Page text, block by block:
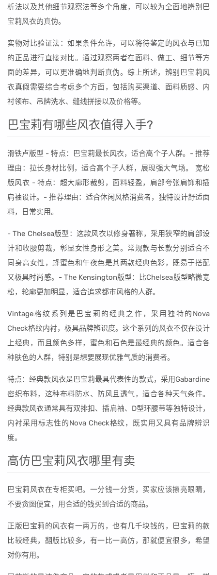
析法以及其他细节观察法等多个角度，可以较为全面地辨别巴
宝莉风衣的真伪。
实物对比验证法：如果条件允许，可以将待鉴定的风衣与已知
的正品进行直接对比。通过观察两者在面料、做工、细节等方
面的差异，可以更准确地判断真伪。综上所述，辨别巴宝莉风
衣真假需要综合考虑多个方面，包括购买渠道、面料质感、内
衬领布、吊牌洗水、缝线拼接以及价格等。
巴宝莉有哪些风衣值得入手?
滑铁卢版型 - 特点：巴宝莉最长风衣，适合高个子人群。- 推荐
理由：拉长身材比例，适合高个子人群，展现强大气场。 宽松
版风衣 - 特点：超大廓形裁剪，面料轻盈，肩部夸张肩饰和插
肩袖设计。- 推荐理由：适合休闲风格消费者，独特设计舒适面
料，日常实用。
- The Chelsea版型：这款风衣以修身著称，采用狭窄的肩部设
计和收腰剪裁，彰显女性身形之美。常规款与长款分别适合不
同身高女性，蜂蜜色和午夜色是其两款经典色彩，既易于搭配
又极具时尚感。- The Kensington版型：比Chelsea版型略微宽
松，轮廓更加明显，适合追求都市风格的人群。
Vintage格纹系列是巴宝莉的经典之作，采用独特的Nova
Check格纹内衬，极具品牌辨识度。这个系列的风衣不仅在设计
上经典，而且颜色多样，蜜色和石色是最经典的颜色。适合各
种肤色的人群，特别是想要展现优雅气质的消费者。
特点：经典款风衣是巴宝莉最具代表性的款式，采用Gabardine
密织布料，这种布料防水、防风且透气，适合各种天气条件。
经典款风衣通常具有双排扣、插肩袖、D型环腰带等独特设计，
内衬采用标志性的Nova Check格纹，既实用又具有品牌辨识
度。
高仿巴宝莉风衣哪里有卖
巴宝莉风衣在专柜买吧。一分钱一分货，买家应该擦亮眼睛，
不要贪图便宜，用合适的钱买到合适的商品。
正版巴宝莉的风衣有一两万的，也有几千块钱的，巴宝莉的款
比较经典，翻版比较多，有一比一高仿，那就便宜很多，希望
对你有用。